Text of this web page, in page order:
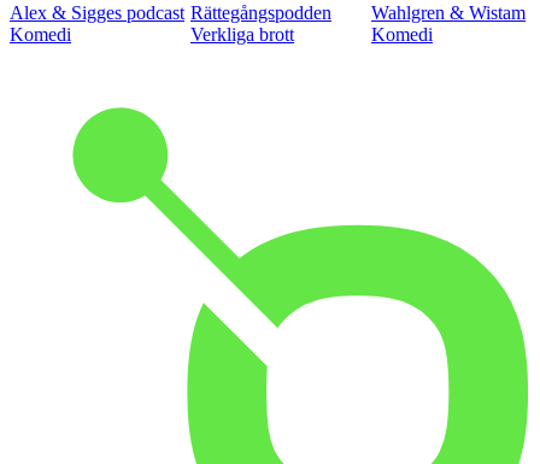
Alex & Sigges podcast
Komedi
Rättegångspodden
Verkliga brott
Wahlgren & Wistam
Komedi